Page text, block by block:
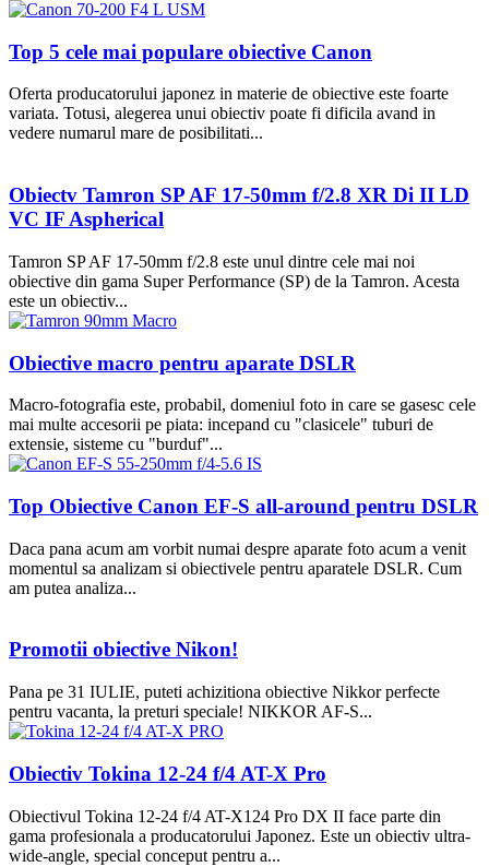
Top 5 cele mai populare obiective Canon
Oferta producatorului japonez in materie de obiective este foarte
variata. Totusi, alegerea unui obiectiv poate fi dificila avand in
vedere numarul mare de posibilitati...
Obiectv Tamron SP AF 17-50mm f/2.8 XR Di II LD
VC IF Aspherical
Tamron SP AF 17-50mm f/2.8 este unul dintre cele mai noi
obiective din gama Super Performance (SP) de la Tamron. Acesta
este un obiectiv...
Obiective macro pentru aparate DSLR
Macro-fotografia este, probabil, domeniul foto in care se gasesc cele
mai multe accesorii pe piata: incepand cu "clasicele" tuburi de
extensie, sisteme cu "burduf"...
Top Obiective Canon EF-S all-around pentru DSLR
Daca pana acum am vorbit numai despre aparate foto acum a venit
momentul sa analizam si obiectivele pentru aparatele DSLR. Cum
am putea analiza...
Promotii obiective Nikon!
Pana pe 31 IULIE, puteti achizitiona obiective Nikkor perfecte
pentru vacanta, la preturi speciale! NIKKOR AF-S...
Obiectiv Tokina 12-24 f/4 AT-X Pro
Obiectivul Tokina 12-24 f/4 AT-X124 Pro DX II face parte din
gama profesionala a producatorului Japonez. Este un obiectiv ultra-
wide-angle, special conceput pentru a...